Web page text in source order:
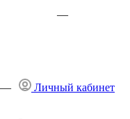
Личный кабинет